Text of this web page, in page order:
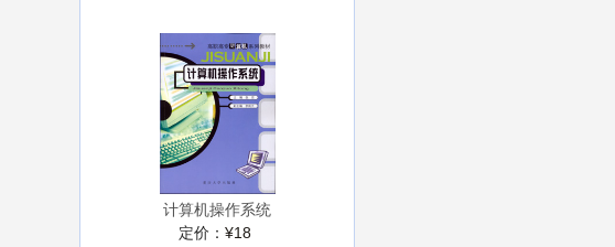
计算机操作系统
定价： ¥18